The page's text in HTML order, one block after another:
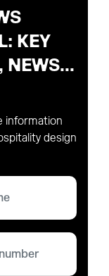
KEY
NEWS...
information
design